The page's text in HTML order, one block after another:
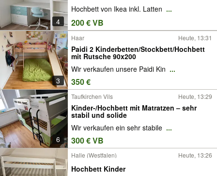
4
Hochbett von Ikea inkl. Latten ...
200 € VB
3
Haar Heute, 13:31
Paidi 2 Kinderbetten/Stockbett/Hochbett
mit Rutsche 90x200
Wir verkaufen unsere Paidi Kin ...
350 €
6
Taufkirchen Vils Heute, 13:29
Kinder-/Hochbett mit Matratzen – sehr
stabil und solide
Wir verkaufen ein sehr stabile ...
300 € VB
Halle (Westfalen) Heute, 13:26
Hochbett Kinder